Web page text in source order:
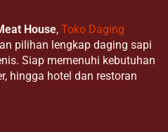
House, Toko Daging
pilihan lengkap daging sapi
Siap memenuhi kebutuhan
hingga hotel dan restoran